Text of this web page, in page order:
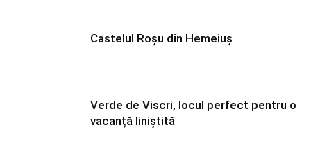
Castelul Roșu din Hemeiuș
Verde de Viscri, locul perfect pentru o
vacanță liniștită